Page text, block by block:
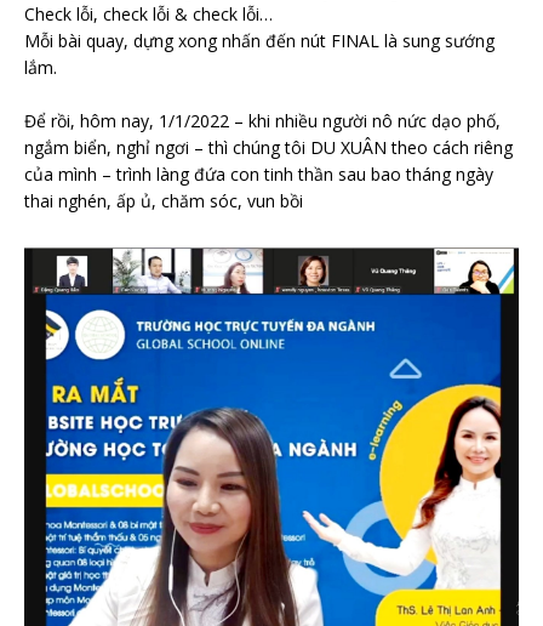
Check lỗi, check lỗi & check lỗi…
Mỗi bài quay, dựng xong nhấn đến nút FINAL là sung sướng
lắm.
Để rồi, hôm nay, 1/1/2022 – khi nhiều người nô nức dạo phố,
ngắm biển, nghỉ ngơi – thì chúng tôi DU XUÂN theo cách riêng
của mình – trình làng đứa con tinh thần sau bao tháng ngày
thai nghén, ấp ủ, chăm sóc, vun bồi